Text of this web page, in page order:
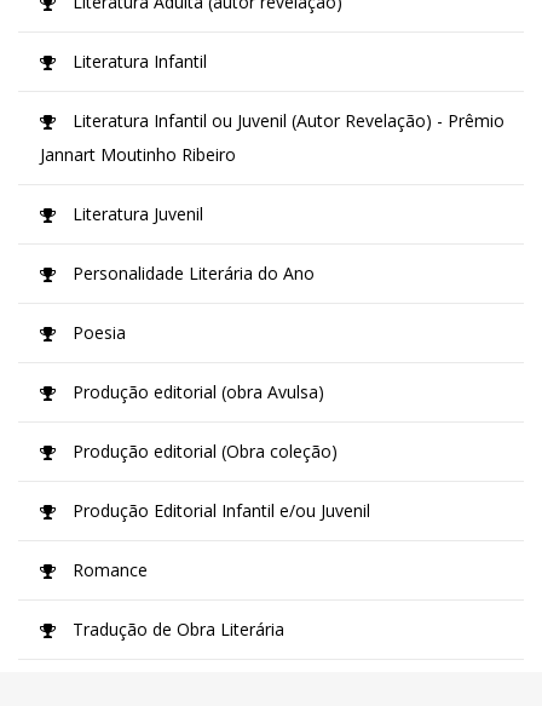
Literatura Infantil
Literatura Infantil ou Juvenil (Autor Revelação) - Prêmio
Jannart Moutinho Ribeiro
Literatura Juvenil
Personalidade Literária do Ano
Poesia
Produção editorial (obra Avulsa)
Produção editorial (Obra coleção)
Produção Editorial Infantil e/ou Juvenil
Romance
Tradução de Obra Literária